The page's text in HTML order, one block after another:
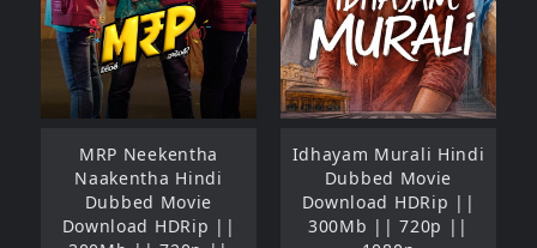
MRP Neekentha
Naakentha Hindi
Dubbed Movie
Download HDRip ||
Idhayam Murali Hindi
Dubbed Movie
Download HDRip ||
300Mb || 720p ||